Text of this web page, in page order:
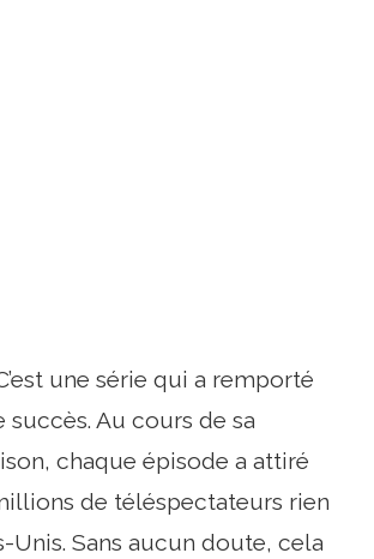
une série qui a remporté
succès. Au cours de sa
chaque épisode a attiré
de téléspectateurs rien
Unis. Sans aucun doute, cela